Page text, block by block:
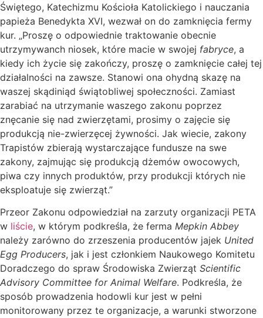
Świętego, Katechizmu Kościoła Katolickiego i nauczania
papieża Benedykta XVI, wezwał on do zamknięcia fermy
kur. „Proszę o odpowiednie traktowanie obecnie
utrzymywanch niosek, które macie w swojej fabryce, a
kiedy ich życie się zakończy, proszę o zamknięcie całej tej
działalności na zawsze. Stanowi ona ohydną skazę na
waszej skądiniąd świątobliwej społeczności. Zamiast
zarabiać na utrzymanie waszego zakonu poprzez
znęcanie się nad zwierzętami, prosimy o zajęcie się
produkcją nie-zwierzęcej żywności. Jak wiecie, zakony
Trapistów zbierają wystarczające fundusze na swe
zakony, zajmując się produkcją dżemów owocowych,
piwa czy innych produktów, przy produkcji których nie
eksploatuje się zwierząt.”
Przeor Zakonu odpowiedział na zarzuty organizacji PETA
w liście, w którym podkreśla, że ferma Mepkin Abbey
należy zarówno do zrzeszenia producentów jajek United
Egg Producers, jak i jest członkiem Naukowego Komitetu
Doradczego do spraw Środowiska Zwierząt Scientific
Advisory Committee for Animal Welfare. Podkreśla, że
sposób prowadzenia hodowli kur jest w pełni
monitorowany przez te organizacje, a warunki stworzone